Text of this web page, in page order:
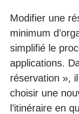
Modifier une
minimum
simplifié le
applications.
réservation »,
choisir une
l’itinéraire en